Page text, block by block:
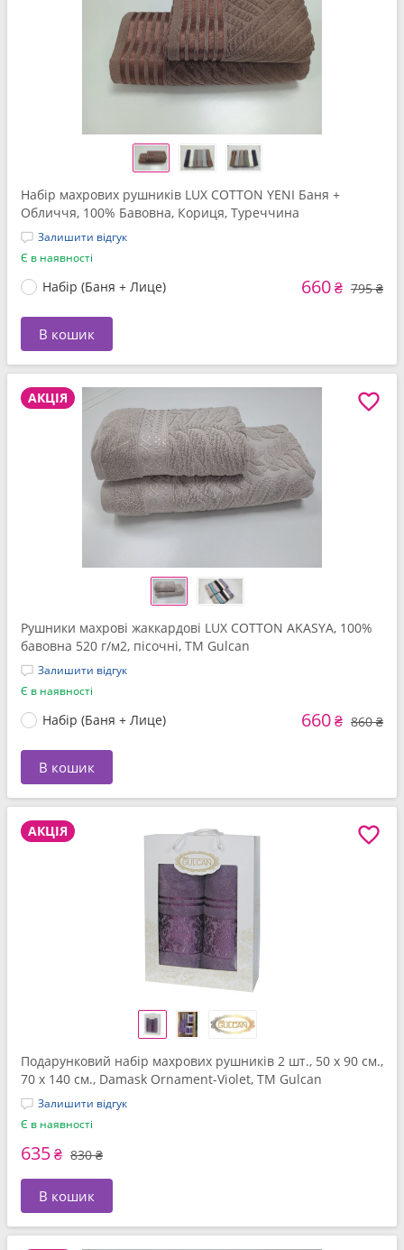
Набір махрових рушників LUX COTTON YENI Баня +
Обличчя, 100% Бавовна, Кориця, Туреччина
Залишити відгук
Є в наявності
Набір (Баня + Лице) 660₴ 795 ₴
В кошик
АКЦІЯ
Рушники махрові жаккардові LUX COTTON AKASYA, 100%
бавовна 520 г/м2, пісочні, ТМ Gulcan
Залишити відгук
Є в наявності
Набір (Баня + Лице) 660₴ 860 ₴
В кошик
АКЦІЯ
Подарунковий набір махрових рушників 2 шт., 50 x 90 см.,
70 x 140 см., Damask Ornament-Violet, ТМ Gulcan
Залишити відгук
Є в наявності
635₴ 830 ₴
В кошик